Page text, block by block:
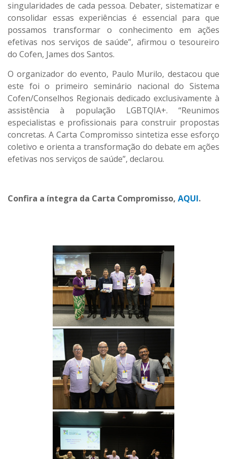
singularidades de cada pessoa. Debater, sistematizar e
consolidar essas experiências é essencial para que
possamos transformar o conhecimento em ações
efetivas nos serviços de saúde”, afirmou o tesoureiro
do Cofen, James dos Santos.
O organizador do evento, Paulo Murilo, destacou que
este foi o primeiro seminário nacional do Sistema
Cofen/Conselhos Regionais dedicado exclusivamente à
assistência à população LGBTQIA+. “Reunimos
especialistas e profissionais para construir propostas
concretas. A Carta Compromisso sintetiza esse esforço
coletivo e orienta a transformação do debate em ações
efetivas nos serviços de saúde”, declarou.
Confira a íntegra da Carta Compromisso, AQUI.